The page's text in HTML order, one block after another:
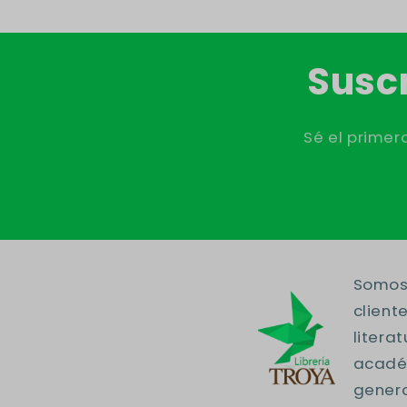
Sé el